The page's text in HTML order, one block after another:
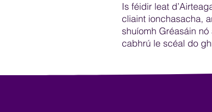
Is féidir leat
cliaint ionchasacha,
shuíomh Gréasáin
cabhrú le scéal do